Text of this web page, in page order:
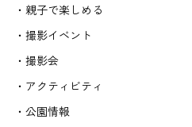
・親子で楽しめる
・撮影イベント
・撮影会
・アクティビティ
・公園情報